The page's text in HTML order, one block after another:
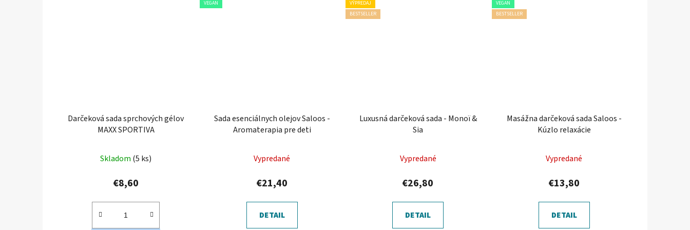
Darčeková sada sprchových gélov
MAXX SPORTIVA
Skladom (5 ks)
€8,60
VEGAN
Sada esenciálnych olejov Saloos -
Aromaterapia pre deti
Vypredané
€21,40
DETAIL
VÝPREDAJ
BESTSELLER
Luxusná darčeková sada - Monoï &
Sia
hodnotenie
produktu
je
5,0
z
Vypredané
€26,80
DETAIL
VEGAN
BESTSELLER
Masážna darčeková sada Saloos -
Kúzlo relaxácie
Vypredané
€13,80
DETAIL